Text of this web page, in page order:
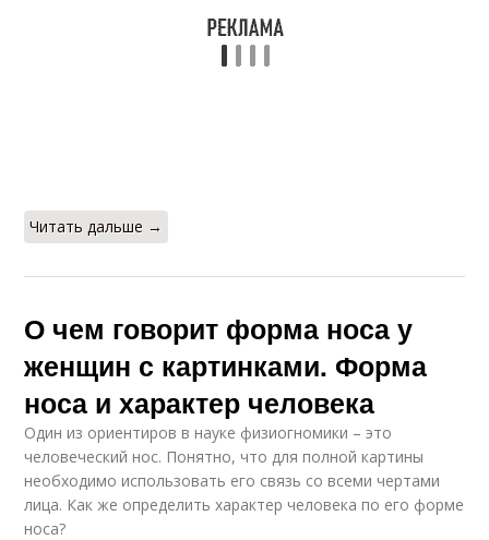
Читать дальше →
О чем говорит форма носа у
женщин с картинками. Форма
носа и характер человека
Один из ориентиров в науке физиогномики – это
человеческий нос. Понятно, что для полной картины
необходимо использовать его связь со всеми чертами
лица. Как же определить характер человека по его форме
носа?